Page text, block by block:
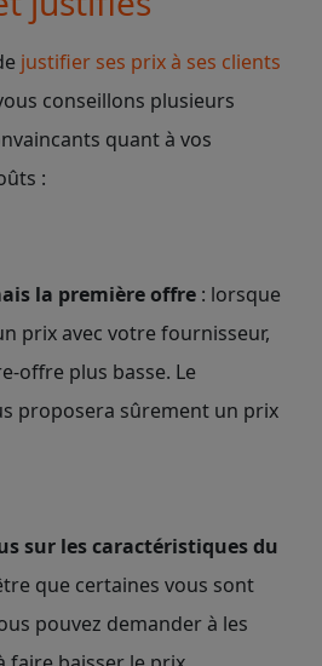
justifier ses prix à ses clients
conseillons plusieurs
quant à vos
:
la première offre : lorsque
prix avec votre fournisseur,
offre plus basse. Le
proposera sûrement un prix
sur les caractéristiques du
que certaines vous sont
pouvez demander à les